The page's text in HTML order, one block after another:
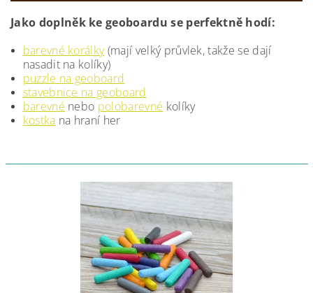
Jako doplněk ke geoboardu se perfektně hodí:
barevné korálky(mají velký průvlek, takže se dají
nasadit na kolíky)
puzzle na geoboard
stavebnice na geoboard
barevné nebo polobarevné kolíky
kostka na hraní her